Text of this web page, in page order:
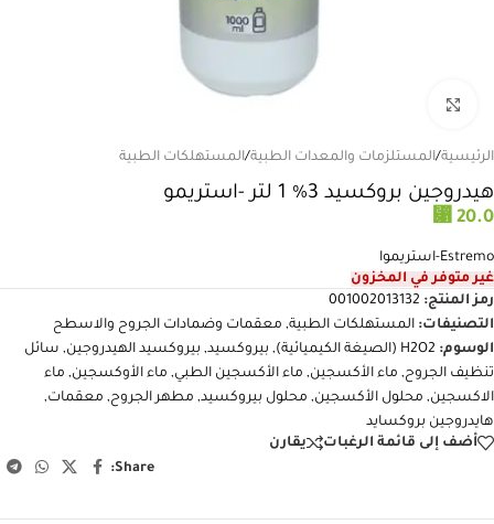
الرئيسية/المستلزمات والمعدات الطبية/المستهلكات الطبية
هيدروجين بروكسيد 3% 1 لتر -استريمو
⃁ 20.0
Estremo-استريموا
غير متوفر في المخزون
رمز المنتج: 001002013132
التصنيفات: المستهلكات الطبية, معقمات وضمادات الجروح والاسطح
الوسوم: H2O2 (الصيغة الكيميائية) , بيروكسيد, بيروكسيد الهيدروجين, سائل
تنظيف الجروح, ماء الأكسجين, ماء الأكسجين الطبي, ماء الأوكسجين, ماء
الاكسجين, محلول الأكسجين, محلول بيروكسيد, مطهر الجروح, معقمات,
هايدروجين بروكسايد
أضف إلى قائمة الرغبات
يقارن
Share: